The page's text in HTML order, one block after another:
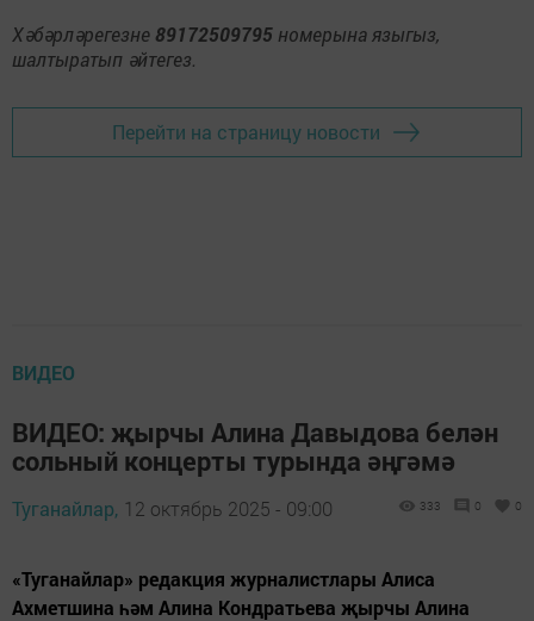
Хәбәрләрегезне 89172509795 номерына языгыз,
шалтыратып әйтегез.
Перейти на страницу новости
ВИДЕО
ВИДЕО: җырчы Алина Давыдова белән
сольный концерты турында әңгәмә
Туганайлар, 12 октябрь 2025 - 09:00 333 0 0
«Туганайлар» редакция журналистлары Алиса
Ахметшина һәм Алина Кондратьева җырчы Алина